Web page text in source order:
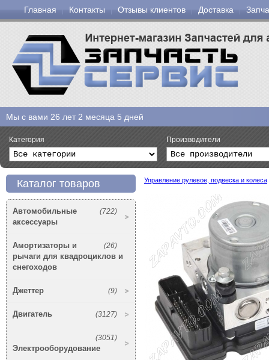
Главная Контакты Отзывы клиентов Доставка
Мы с вами 26 лет 2 месяца 5 дней
Категория Производители
Каталог товаров
(722)
Автомобильные
аксессуары
(26)
Амортизаторы и
рычаги для квадроциклов и
снегоходов
(9)
Джеттер
(3127)
Двигатель
(3051)
Электрооборудование
Управление рулевое, подвеска и колеса